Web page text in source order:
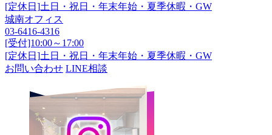
[定休日]土日・祝日・年末年始・夏季休暇・GW
城南オフィス
03-6416-4316
[受付]10:00～17:00
[定休日]土日・祝日・年末年始・夏季休暇・GW
お問い合わせ LINE相談